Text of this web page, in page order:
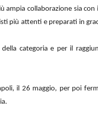
ampia collaborazione sia
più attenti e preparati in
categoria e per il
il 26 maggio, per poi